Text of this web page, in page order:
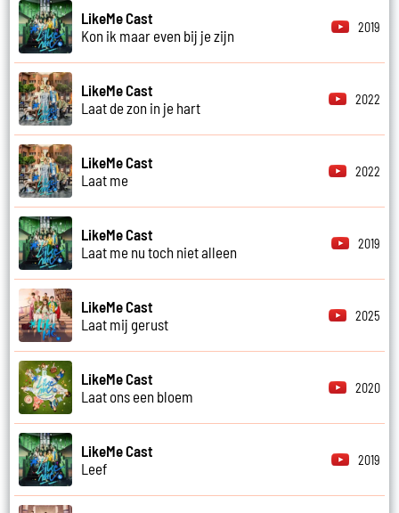
LikeMe Cast
Kon ik maar even bij je zijn
2019
LikeMe Cast
Laat de zon in je hart
2022
LikeMe Cast
Laat me
2022
LikeMe Cast
Laat me nu toch niet alleen
2019
LikeMe Cast
Laat mij gerust
2025
LikeMe Cast
Laat ons een bloem
2020
LikeMe Cast
Leef
2019